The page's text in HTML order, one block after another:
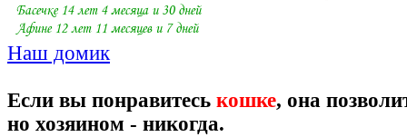
Наш домик
Если вы понравитесь кошке, она
но хозяином - никогда.